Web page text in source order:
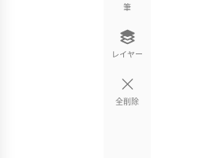
筆
レイヤー
全削除